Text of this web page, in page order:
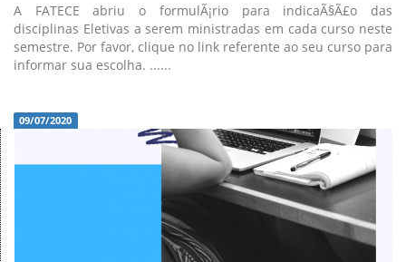
A FATECE abriu o formulÃ¡rio para indicaÃ§Ã£o das
disciplinas Eletivas a serem ministradas em cada curso neste
semestre. Por favor, clique no link referente ao seu curso para
informar sua escolha. ......
09/07/2020